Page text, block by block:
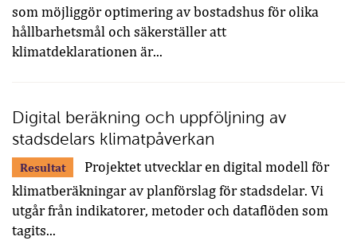
som möjliggör optimering av bostadshus för olika
hållbarhetsmål och säkerställer att
klimatdeklarationen är...
Digital beräkning och uppföljning av
stadsdelars klimatpåverkan
Resultat
Projektet utvecklar en digital modell för
klimatberäkningar av planförslag för stadsdelar. Vi
utgår från indikatorer, metoder och dataflöden som
tagits...